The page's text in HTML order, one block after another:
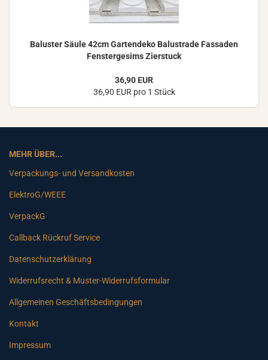
Ba­lus­ter Säule 42cm Gar­ten­de­ko Ba­lus­tra­de Fas­sa­den
Fens­ter­ge­sims Zier­stuck
36,90 EUR
36,90 EUR pro 1 Stück
MEHR ÜBER...
Verpackungs- und Versandkosten
ElektroG/WEEE
VerpackG
Callback Rückruf Service
Datenschutzerklärung
Widerrufsrecht & Muster-Widerrufsformular
Allgemeinen Geschäftsbedingungen
Kontakt
Impressum